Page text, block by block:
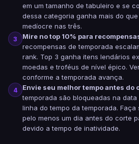
em um tamanho de tabuleiro e se
dessa categoria ganha mais do
medíocre nas três.
3 Mire no top 10% para
recompensas de temporada
rank. Top 3 ganha itens lendários
moedas e troféus de nível épico.
conforme a temporada avança.
4 Envie seu melhor tempo antes do
temporada são bloqueadas na
linha do tempo da temporada.
pelo menos um dia antes do corte
devido a tempo de inatividade.